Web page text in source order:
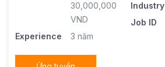
30,000,000
VND
Experience
3 năm
Industry
Job ID